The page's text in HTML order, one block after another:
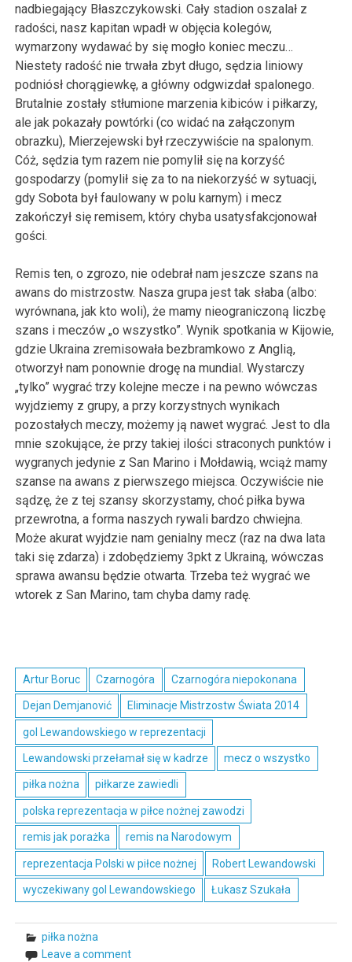
nadbiegający Błaszczykowski. Cały stadion oszalał z
radości, nasz kapitan wpadł w objęcia kolegów,
wymarzony wydawać by się mogło koniec meczu…
Niestety radość nie trwała zbyt długo, sędzia liniowy
podniósł chorągiewkę, a główny odgwizdał spalonego.
Brutalnie zostały stłumione marzenia kibiców i piłkarzy,
ale jak pokazały powtórki (co widać na załączonym
obrazku), Mierzejewski był rzeczywiście na spalonym.
Cóż, sędzia tym razem nie pomylił się na korzyść
gospodarzy (pomylił się za to na niekorzyść w sytuacji,
gdy Sobota był faulowany w polu karnym) i mecz
zakończył się remisem, który chyba usatysfakcjonował
gości.
Remis ten, o zgrozo, nie odebrał nam jeszcze szans na
awans do mistrzostw. Nasza grupa jest tak słaba (albo:
wyrównana, jak kto woli), że mamy nieograniczoną liczbę
szans i meczów „o wszystko”. Wynik spotkania w Kijowie,
gdzie Ukraina zremisowała bezbramkowo z Anglią,
otworzył nam ponownie drogę na mundial. Wystarczy
„tylko” wygrać trzy kolejne mecze i na pewno wówczas
wyjdziemy z grupy, a przy korzystnych wynikach
pozostałych meczy, możemy ją nawet wygrać. Jest to dla
mnie szokujące, że przy takiej ilości straconych punktów i
wygranych jedynie z San Marino i Mołdawią, wciąż mamy
szanse na awans z pierwszego miejsca. Oczywiście nie
sądzę, że z tej szansy skorzystamy, choć piłka bywa
przewrotna, a forma naszych rywali bardzo chwiejna.
Może akurat wyjdzie nam genialny mecz (raz na dwa lata
taki się zdarza) i zdobędziemy 3pkt z Ukrainą, wówczas
sprawa awansu będzie otwarta. Trzeba też wygrać we
wtorek z San Marino, tam chyba damy radę.
Artur Boruc Czarnogóra Czarnogóra niepokonana
Dejan Demjanović Eliminacje Mistrzostw Świata 2014
gol Lewandowskiego w reprezentacji
Lewandowski przełamał się w kadrze mecz o wszystko
piłka nożna piłkarze zawiedli
polska reprezentacja w piłce nożnej zawodzi
remis jak porażka remis na Narodowym
reprezentacja Polski w piłce nożnej Robert Lewandowski
wyczekiwany gol Lewandowskiego Łukasz Szukała
piłka nożna
Leave a comment